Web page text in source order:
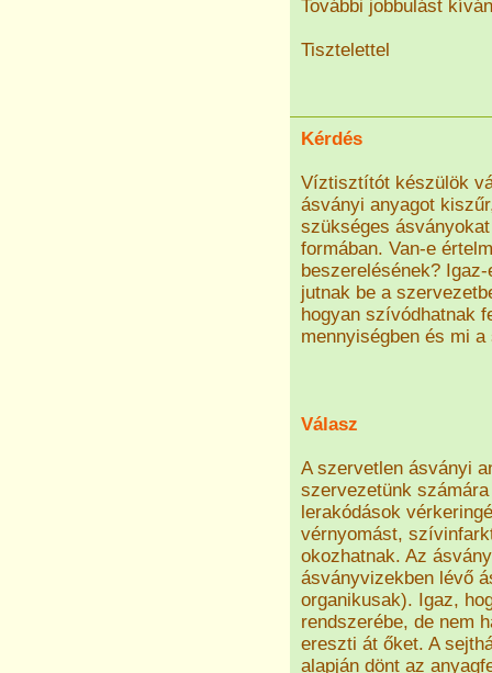
További jobbulást
Tisztelettel
Kérdés
Víztisztítót készülök
ásványi anyagot
szükséges
formában. Van-e
beszerelésének?
jutnak be a
hogyan szívódhatnak
mennyiségben és mi
Válasz
A szervetlen ásványi
szervezetünk
lerakódások
vérnyomást,
okozhatnak. Az
ásványvizekben lévő
organikusak). Igaz,
rendszerébe, de nem
ereszti át őket. A
alapján dönt az